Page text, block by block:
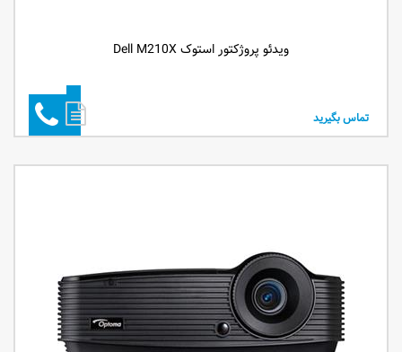
ویدئو پروژکتور استوک Dell M210X
تماس بگیرید